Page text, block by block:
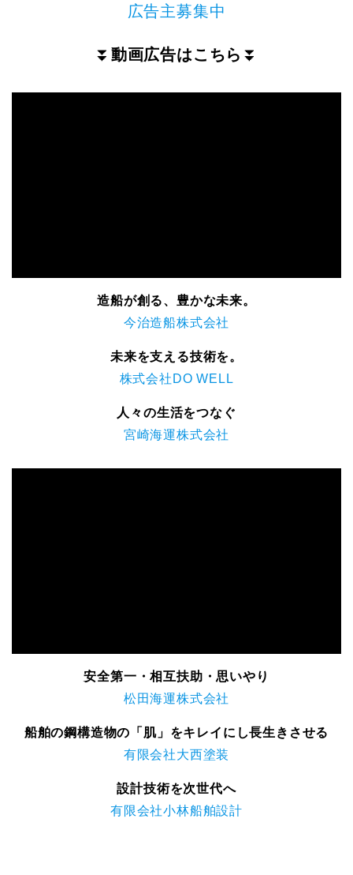
広告主募集中
⏬ 動画広告はこちら ⏬
造船が創る、豊かな未来。
今治造船株式会社
未来を支える技術を。
株式会社DO WELL
人々の生活をつなぐ
宮崎海運株式会社
安全第一・相互扶助・思いやり
松田海運株式会社
船舶の鋼構造物の「肌」をキレイにし長生きさせる
有限会社大西塗装
設計技術を次世代へ
有限会社小林船舶設計